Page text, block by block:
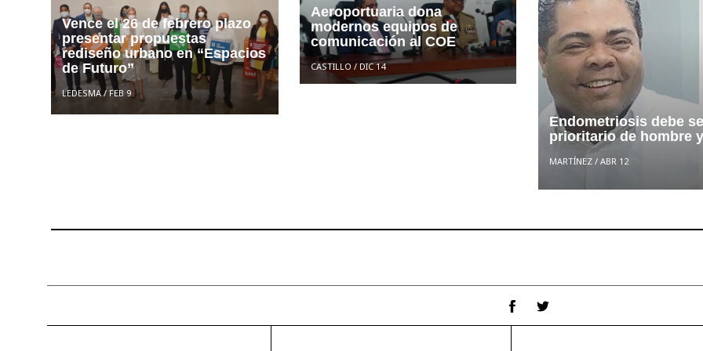
Vence el 26 de febrero plazo
presentar propuestas
rediseño urbano en “Espacios
de Futuro”
LEDESMA/FEB 9
Aeroportuaria dona
modernos equipos de
comunicación al COE
CASTILLO/DIC 14
Endometriosis debe
prioritario de hombre
MARTÍNEZ /ABR 12